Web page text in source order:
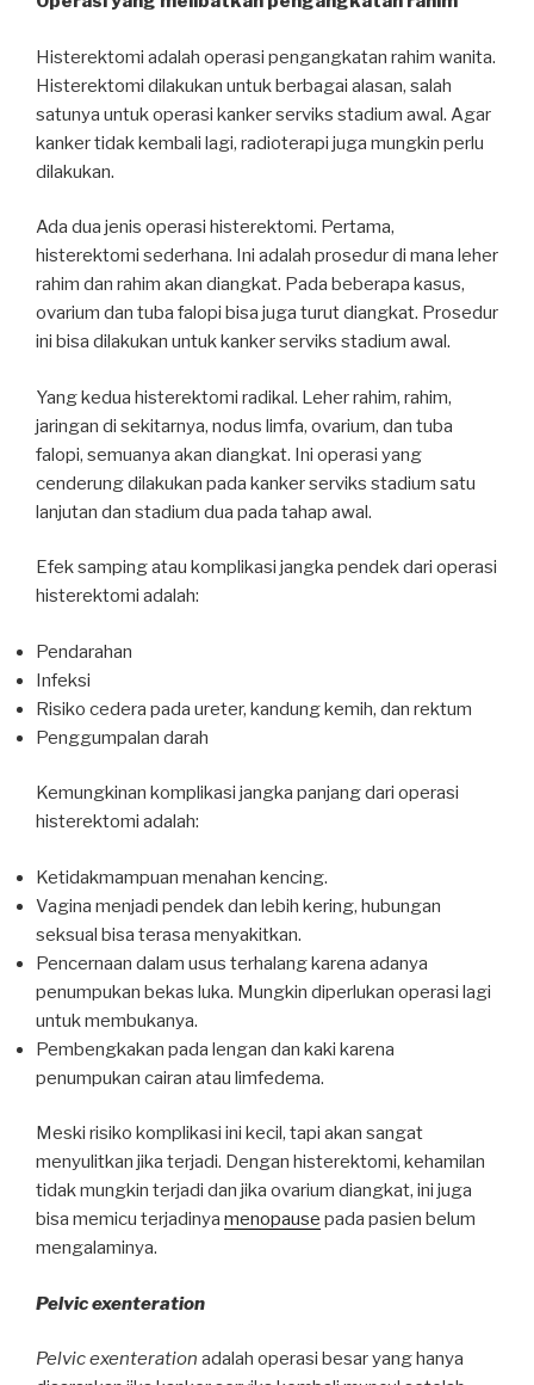
Histerektomi adalah operasi pengangkatan rahim wanita.
Histerektomi dilakukan untuk berbagai alasan, salah
satunya untuk operasi kanker serviks stadium awal. Agar
kanker tidak kembali lagi, radioterapi juga mungkin perlu
dilakukan.
Ada dua jenis operasi histerektomi. Pertama,
histerektomi sederhana. Ini adalah prosedur di mana leher
rahim dan rahim akan diangkat. Pada beberapa kasus,
ovarium dan tuba falopi bisa juga turut diangkat. Prosedur
ini bisa dilakukan untuk kanker serviks stadium awal.
Yang kedua histerektomi radikal. Leher rahim, rahim,
jaringan di sekitarnya, nodus limfa, ovarium, dan tuba
falopi, semuanya akan diangkat. Ini operasi yang
cenderung dilakukan pada kanker serviks stadium satu
lanjutan dan stadium dua pada tahap awal.
Efek samping atau komplikasi jangka pendek dari operasi
histerektomi adalah:
Pendarahan
Infeksi
Risiko cedera pada ureter, kandung kemih, dan rektum
Penggumpalan darah
Kemungkinan komplikasi jangka panjang dari operasi
histerektomi adalah:
Ketidakmampuan menahan kencing.
Vagina menjadi pendek dan lebih kering, hubungan
seksual bisa terasa menyakitkan.
Pencernaan dalam usus terhalang karena adanya
penumpukan bekas luka. Mungkin diperlukan operasi lagi
untuk membukanya.
Pembengkakan pada lengan dan kaki karena
penumpukan cairan atau limfedema.
Meski risiko komplikasi ini kecil, tapi akan sangat
menyulitkan jika terjadi. Dengan histerektomi, kehamilan
tidak mungkin terjadi dan jika ovarium diangkat, ini juga
bisa memicu terjadinya menopause pada pasien belum
mengalaminya.
Pelvic exenteration
Pelvic exenteration adalah operasi besar yang hanya